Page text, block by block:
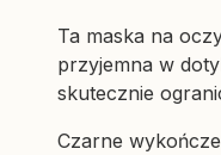
Ta maska na
przyjemna w
skutecznie
Czarne